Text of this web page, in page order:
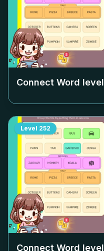
Connect Word level
Level 252
Connect Word level